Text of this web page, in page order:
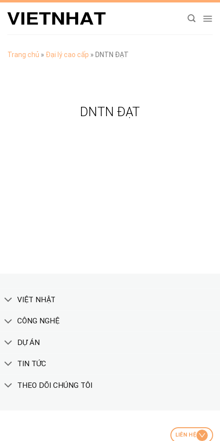
Chuyển
đến
Trang chủ » Đại lý cao cấp » DNTN ĐẠT
DNTN ĐẠT
VIỆT NHẬT
CÔNG NGHỆ
DỰ ÁN
TIN TỨC
THEO DÕI CHÚNG TÔI
LIÊN HỆ